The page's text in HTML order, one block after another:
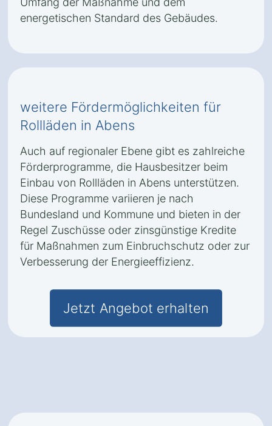
energetischen Standard des Gebäudes.
weitere Fördermöglichkeiten für
Rollläden in Abens
Auch auf regionaler Ebene gibt es zahlreiche
Förderprogramme, die Hausbesitzer beim
Einbau von Rollläden in Abens unterstützen.
Diese Programme variieren je nach
Bundesland und Kommune und bieten in der
Regel Zuschüsse oder zinsgünstige Kredite
für Maßnahmen zum Einbruchschutz oder zur
Verbesserung der Energieeffizienz.
Jetzt Angebot erhalten